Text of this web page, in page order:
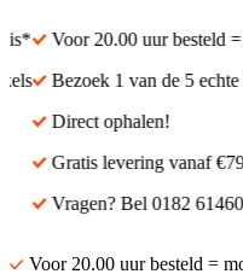
Voor 20.00 uur besteld =
Bezoek 1 van de 5 echte
Direct ophalen!
Gratis levering vanaf €79
Vragen? Bel 0182 614600
Voor 20.00 uur besteld =